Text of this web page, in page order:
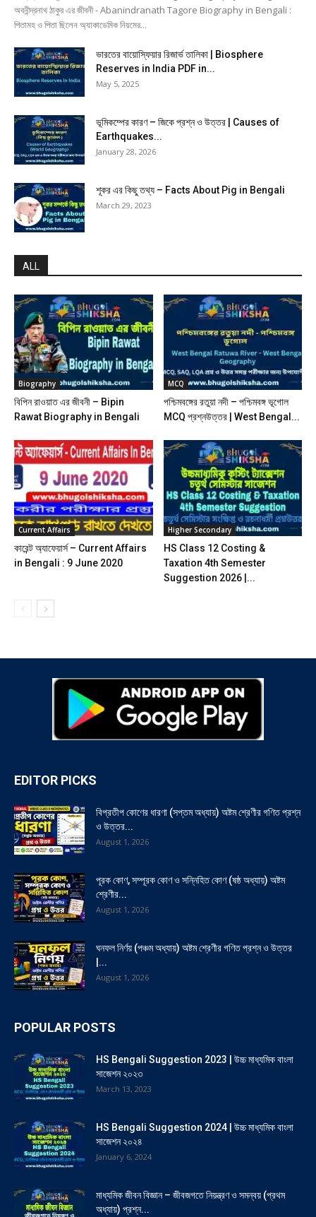
অবনীন্দ্রনাথ ঠাকুর এর জীবনী - Abanindranath Tagore Biography in Bengali :
পিতামহ ও পিতা ছিলেন অ্যাকাডেমিক নিয়মের...
ভারতের বায়োস্ফিয়ার রিজার্ভ তালিকা | Biosphere
Reserves in India PDF in...
May 5, 2025
ভূমিকম্পের কারণ – জিকে প্রশ্ন ও উত্তর | Causes of
Earthquakes...
January 28, 2026
শূকর এর কিছু তথ্য – Facts About Pig in Bengali
March 29, 2023
ALL
Biography
বিপিন রাওয়াত এর জীবনী – Bipin
Rawat Biography in Bengali
MCQ
পশ্চিমবঙ্গের রতুয়া নদী – পশ্চিমবঙ্গ ভূগোল
MCQ প্রশ্নউত্তর | West Bengal...
Current Affairs
কারেন্ট অ্যাফেয়ার্স – Current Affairs
in Bengali : 9 June 2020
Higher Secondary
HS Class 12 Costing &
Taxation 4th Semester
Suggestion 2026 |...
EDITOR PICKS
বিপ্রতীপ কোণের ধারণা (সপ্তম অধ্যায়) অষ্টম শ্রেণীর গণিত প্রশ্ন
ও উত্তর...
August 1, 2026
পূরক কোণ, সম্পূরক কোণ ও সন্নিহিত কোণ (ষষ্ঠ অধ্যায়) অষ্টম
শ্রেণীর...
August 1, 2026
ঘনফল নির্ণয় (পঞ্চম অধ্যায়) অষ্টম শ্রেণীর গণিত প্রশ্ন ও উত্তর
|...
August 1, 2026
POPULAR POSTS
HS Bengali Suggestion 2023 | উচ্চ মাধ্যমিক বাংলা
সাজেশন ২০২৩
March 13, 2023
HS Bengali Suggestion 2024 | উচ্চ মাধ্যমিক বাংলা
সাজেশন ২০২৪
January 6, 2024
মাধ্যমিক জীবন বিজ্ঞান – জীবজগতে নিয়ন্ত্রণ ও সমন্বয় (প্রথম
অধ্যায়) প্রশ্ন...